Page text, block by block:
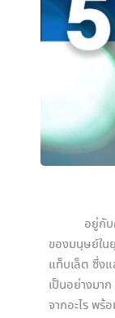
อยู่กับคอม
ของมนุษย์ใน
แท็บเล็ต ซึ่ง
เป็นอย่างมา
จากอะไร พร้